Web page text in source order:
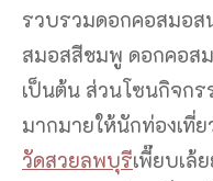
รวบรวมดอกคอสมอส
สมอสสีชมพู ดอกคอส
เป็นต้น ส่วนโซนกิจก
มากมายให้นักท่องเที่
วัดสวยลพบุรีเพี๊ยบเล้